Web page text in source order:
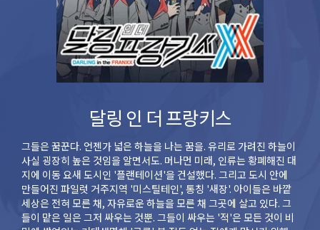
달링 인 더 프랑키스
그들은 꿈꾼다. 언젠가 넓은 하늘을 나는 꿈을. 유리로 가려진 하늘이
사실 굉장히 높은 것임을 알면서도. 머나먼 미래, 인류는 황폐해진 대
지에 이동 요새 도시인 '플랜테이션'을 건설했다. 그리고 도시 안에
만들어진 파일럿 거주지역 '미스틸테인', 통칭 '새장'. 아이들은 바깥
세상은 전혀 모른 채, 자유로운 하늘을 모른 채 그곳에 살고 있다. 그
들이 맡은 일은 그저 싸우는 것뿐. 그들이 싸우는 '적'은 모든 것이 비